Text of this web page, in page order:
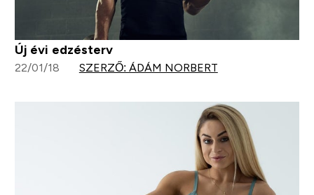
Új évi edzésterv
22/01/18 SZERZŐ: ÁDÁM NORBERT